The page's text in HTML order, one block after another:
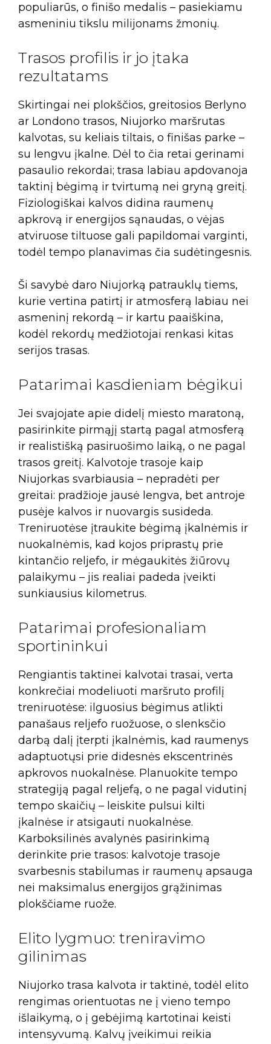
populiarūs, o finišo medalis – pasiekiamu
asmeniniu tikslu milijonams žmonių.
Trasos profilis ir jo įtaka
rezultatams
Skirtingai nei plokščios, greitosios Berlyno
ar Londono trasos, Niujorko maršrutas
kalvotas, su keliais tiltais, o finišas parke –
su lengvu įkalne. Dėl to čia retai gerinami
pasaulio rekordai; trasa labiau apdovanoja
taktinį bėgimą ir tvirtumą nei gryną greitį.
Fiziologiškai kalvos didina raumenų
apkrovą ir energijos sąnaudas, o vėjas
atviruose tiltuose gali papildomai varginti,
todėl tempo planavimas čia sudėtingesnis.
Ši savybė daro Niujorką patrauklų tiems,
kurie vertina patirtį ir atmosferą labiau nei
asmeninį rekordą – ir kartu paaiškina,
kodėl rekordų medžiotojai renkasi kitas
serijos trasas.
Patarimai kasdieniam bėgikui
Jei svajojate apie didelį miesto maratoną,
pasirinkite pirmąjį startą pagal atmosferą
ir realistišką pasiruošimo laiką, o ne pagal
trasos greitį. Kalvotoje trasoje kaip
Niujorkas svarbiausia – nepradėti per
greitai: pradžioje jausė lengva, bet antroje
pusėje kalvos ir nuovargis susideda.
Treniruotėse įtraukite bėgimą įkalnėmis ir
nuokalnėmis, kad kojos priprastų prie
kintančio reljefo, ir mėgaukitės žiūrovų
palaikymu – jis realiai padeda įveikti
sunkiausius kilometrus.
Patarimai profesionaliam
sportininkui
Rengiantis taktinei kalvotai trasai, verta
konkrečiai modeliuoti maršruto profilį
treniruotėse: ilguosius bėgimus atlikti
panašaus reljefo ruožuose, o slenksčio
darbą dalį įterpti įkalnėmis, kad raumenys
adaptuotųsi prie didesnės ekscentrinės
apkrovos nuokalnėse. Planuokite tempo
strategiją pagal reljefą, o ne pagal vidutinį
tempo skaičių – leiskite pulsui kilti
įkalnėse ir atsigauti nuokalnėse.
Karboksilinės avalynės pasirinkimą
derinkite prie trasos: kalvotoje trasoje
svarbesnis stabilumas ir raumenų apsauga
nei maksimalus energijos grąžinimas
plokščiame ruože.
Elito lygmuo: treniravimo
gilinimas
Niujorko trasa kalvota ir taktinė, todėl elito
rengimas orientuotas ne į vieno tempo
išlaikymą, o į gebėjimą kartotinai keisti
intensyvumą. Kalvų įveikimui reikia